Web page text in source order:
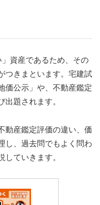
資産であるため、その
つきまといます。宅建試
価公示」や、不動産鑑定
出題されます。
動産鑑定評価の違い、価
し、過去問でもよく問わ
していきます。